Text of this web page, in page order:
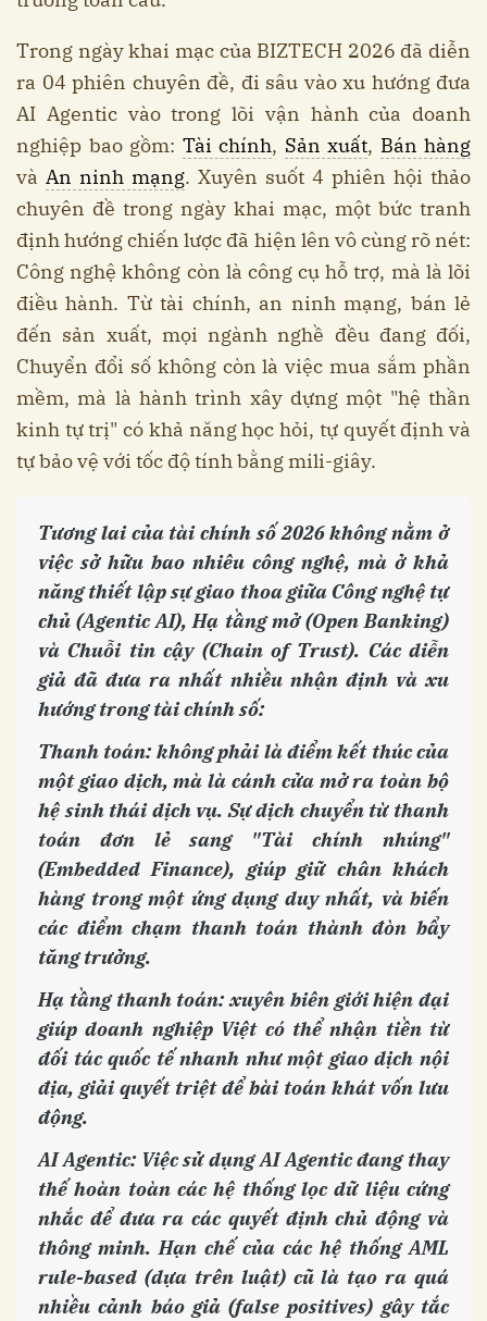
Trong ngày khai mạc của BIZTECH 2026 đã diễn
ra 04 phiên chuyên đề, đi sâu vào xu hướng đưa
AI Agentic vào trong lõi vận hành của doanh
nghiệp bao gồm: Tài chính, Sản xuất, Bán hàng
và An ninh mạng. Xuyên suốt 4 phiên hội thảo
chuyên đề trong ngày khai mạc, một bức tranh
định hướng chiến lược đã hiện lên vô cùng rõ nét:
Công nghệ không còn là công cụ hỗ trợ, mà là lõi
điều hành. Từ tài chính, an ninh mạng, bán lẻ
đến sản xuất, mọi ngành nghề đều đang đối,
Chuyển đổi số không còn là việc mua sắm phần
mềm, mà là hành trình xây dựng một "hệ thần
kinh tự trị" có khả năng học hỏi, tự quyết định và
tự bảo vệ với tốc độ tính bằng mili-giây.
Tương lai của tài chính số 2026 không nằm ở
việc sở hữu bao nhiêu công nghệ, mà ở khả
năng thiết lập sự giao thoa giữa Công nghệ tự
chủ (Agentic AI), Hạ tầng mở (Open Banking)
và Chuỗi tin cậy (Chain of Trust). Các diễn
giả đã đưa ra nhất nhiều nhận định và xu
hướng trong tài chính số:
Thanh toán: không phải là điểm kết thúc của
một giao dịch, mà là cánh cửa mở ra toàn bộ
hệ sinh thái dịch vụ. Sự dịch chuyển từ thanh
toán đơn lẻ sang "Tài chính nhúng"
(Embedded Finance), giúp giữ chân khách
hàng trong một ứng dụng duy nhất, và biến
các điểm chạm thanh toán thành đòn bẩy
tăng trưởng.
Hạ tầng thanh toán: xuyên biên giới hiện đại
giúp doanh nghiệp Việt có thể nhận tiền từ
đối tác quốc tế nhanh như một giao dịch nội
địa, giải quyết triệt để bài toán khát vốn lưu
động.
AI Agentic: Việc sử dụng AI Agentic đang thay
thế hoàn toàn các hệ thống lọc dữ liệu cứng
nhắc để đưa ra các quyết định chủ động và
thông minh. Hạn chế của các hệ thống AML
rule-based (dựa trên luật) cũ là tạo ra quá
nhiều cảnh báo giả (false positives) gây tắc